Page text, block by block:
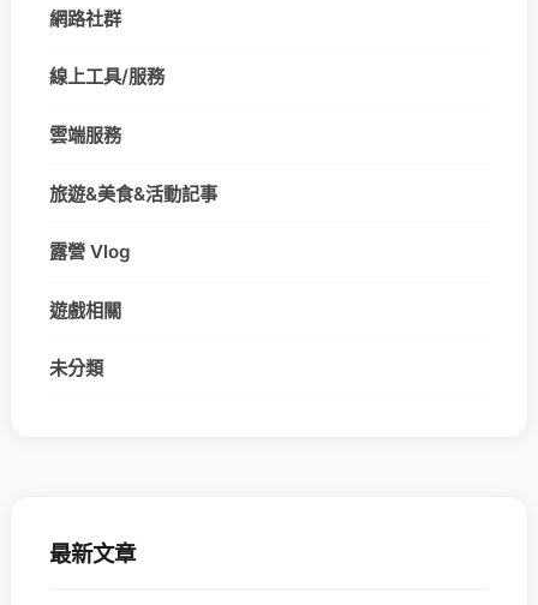
網路社群
線上工具/服務
雲端服務
旅遊&美食&活動記事
露營 Vlog
遊戲相關
未分類
最新文章